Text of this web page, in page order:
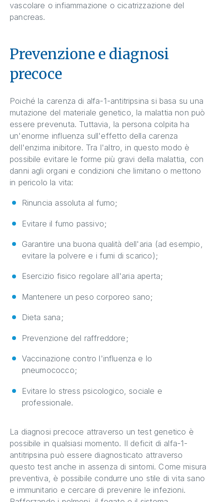
vascolare o infiammazione o cicatrizzazione del
pancreas.
Prevenzione e diagnosi
precoce
Poiché la carenza di alfa-1-antitripsina si basa su una
mutazione del materiale genetico, la malattia non può
essere prevenuta. Tuttavia, la persona colpita ha
un'enorme influenza sull'effetto della carenza
dell'enzima inibitore. Tra l'altro, in questo modo è
possibile evitare le forme più gravi della malattia, con
danni agli organi e condizioni che limitano o mettono
in pericolo la vita:
Rinuncia assoluta al fumo;
Evitare il fumo passivo;
Garantire una buona qualità dell'aria (ad esempio,
evitare la polvere e i fumi di scarico);
Esercizio fisico regolare all'aria aperta;
Mantenere un peso corporeo sano;
Dieta sana;
Prevenzione del raffreddore;
Vaccinazione contro l'influenza e lo
pneumococco;
Evitare lo stress psicologico, sociale e
professionale.
La diagnosi precoce attraverso un test genetico è
possibile in qualsiasi momento. Il deficit di alfa-1-
antitripsina può essere diagnosticato attraverso
questo test anche in assenza di sintomi. Come misura
preventiva, è possibile condurre uno stile di vita sano
e immunitario e cercare di prevenire le infezioni.